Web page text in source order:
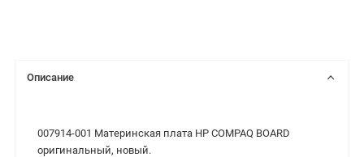
Описание
007914-001 Материнская плата HP COMPAQ BOARD
оригинальный, новый.